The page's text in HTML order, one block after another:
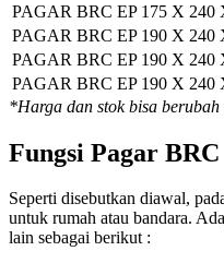
PAGAR BRC EP 175 X 240
PAGAR BRC EP 190 X 240
PAGAR BRC EP 190 X 240
PAGAR BRC EP 190 X 240
*Harga dan stok bisa berubah
Fungsi Pagar BRC
Seperti disebutkan diawal,
untuk rumah atau bandara.
lain sebagai berikut :